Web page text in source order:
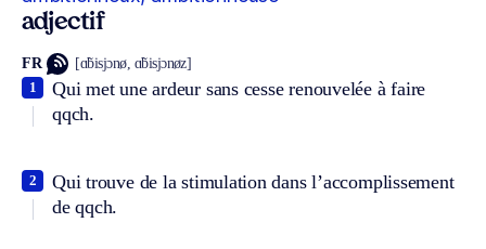
adjectif
FR [ɑ̃bisjɔnø, ɑ̃bisjɔnøz]
Qui met une ardeur sans cesse renouvelée à faire
qqch.
1
Qui trouve de la stimulation dans l’accomplissement
de qqch.
2